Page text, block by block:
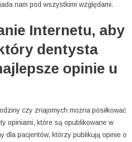
nam pod wszystkimi względami.
Internetu, aby
dentysta
opinie u
czy znajomych można posiłkować
opiniami, które są opublikowane w
dla pacjentów, którzy publikują opinie o